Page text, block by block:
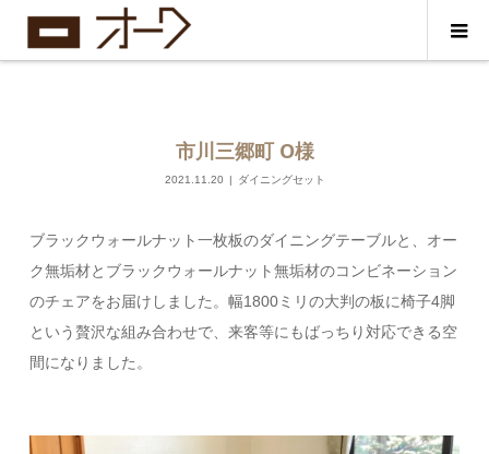
市川三郷町 О様
2021.11.20 ダイニングセット
ブラックウォールナット一枚板のダイニングテーブルと、オー
ク無垢材とブラックウォールナット無垢材のコンビネーション
のチェアをお届けしました。幅1800ミリの大判の板に椅子4脚
という贅沢な組み合わせで、来客等にもばっちり対応できる空
間になりました。